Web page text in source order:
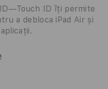
ID—Touch ID îți permite
a debloca iPad Air și